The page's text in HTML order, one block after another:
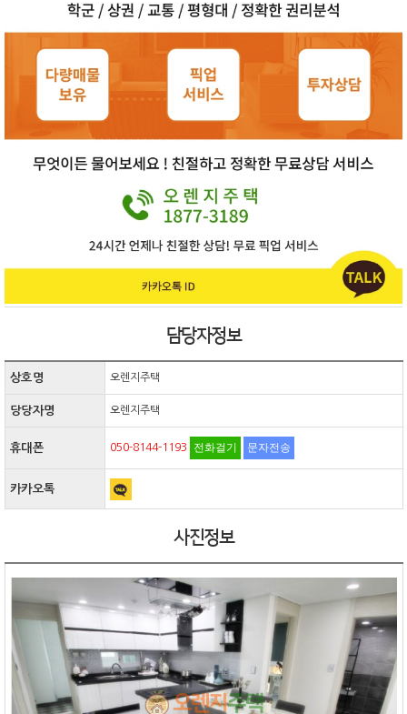
담당자정보
상호명 오렌지주택
당당자명 오렌지주택
휴대폰 050-8144-1193 전화걸기 문자전송
카카오톡
사진정보